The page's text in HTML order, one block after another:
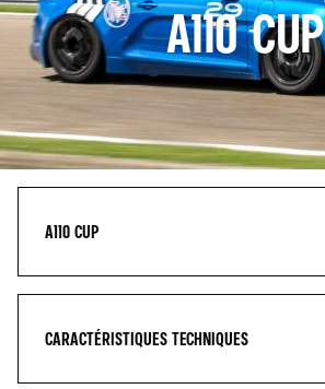
A110 CUP
A110 CUP
CARACTÉRISTIQUES TECHNIQUES